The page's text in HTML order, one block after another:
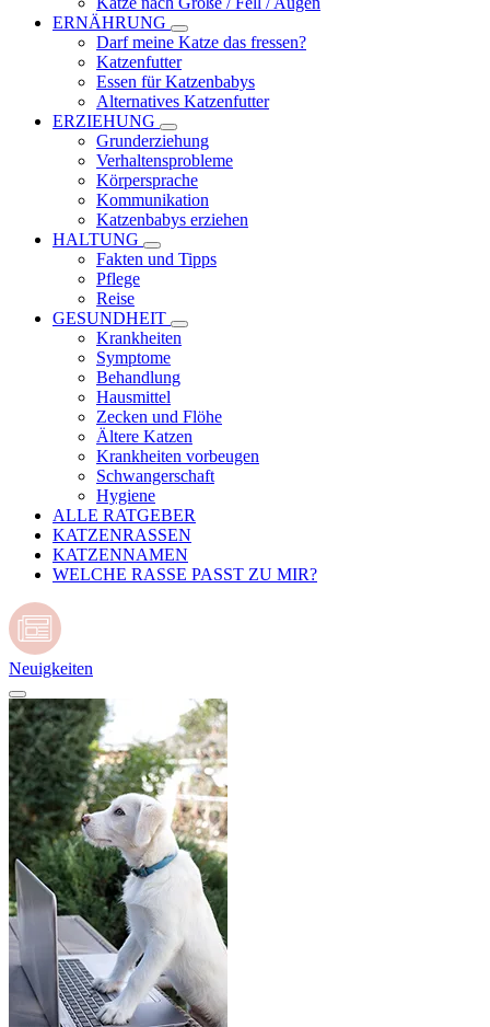
ERNÄHRUNG
Darf meine Katze das fressen?
Katzenfutter
Essen für Katzenbabys
Alternatives Katzenfutter
ERZIEHUNG
Grunderziehung
Verhaltensprobleme
Körpersprache
Kommunikation
Katzenbabys erziehen
HALTUNG
Fakten und Tipps
Pflege
Reise
GESUNDHEIT
Krankheiten
Symptome
Behandlung
Hausmittel
Zecken und Flöhe
Ältere Katzen
Krankheiten vorbeugen
Schwangerschaft
Hygiene
ALLE RATGEBER
KATZENRASSEN
KATZENNAMEN
WELCHE RASSE PASST ZU MIR?
Neuigkeiten